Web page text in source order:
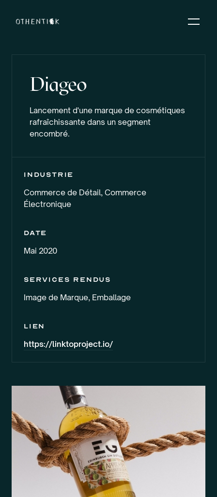
Diageo
Lancement d'une marque de cosmétiques
rafraîchissante dans un segment
encombré.
industrie
Commerce de Détail, Commerce
Électronique
Date
Mai 2020
services rendus
Image de Marque, Emballage
lien
https://linktoproject.io/